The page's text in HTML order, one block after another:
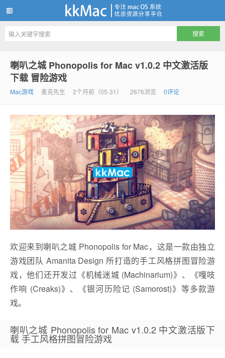
喇叭之城 Phonopolis for Mac v1.0.2 中文激活版
下载 冒险游戏
Mac游戏 麦克先生 2个月前（05-31） 2676浏览 0评论
欢迎来到喇叭之城 Phonopolis for Mac，这是一款由独立
游戏团队 Amanita Design 所打造的手工风格拼图冒险游
戏，他们还开发过《机械迷城 (Machinarium)》、《嘎吱
作响 (Creaks)》、《银河历险记 (Samorost)》等多款游
戏。
喇叭之城 Phonopolis for Mac v1.0.2 中文激活版下
载 手工风格拼图冒险游戏